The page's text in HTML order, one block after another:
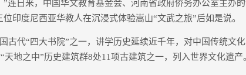
日来，中国华文教育基金会、河南省政府侨务办公室主办的
印度尼西亚华教人在沉浸式体验嵩山“文武之旅”后如是说。
代“四大书院”之一，讲学历史延续近千年，对中国传统文
地之中”历史建筑群8处11项古建筑之一，列入世界文化遗产